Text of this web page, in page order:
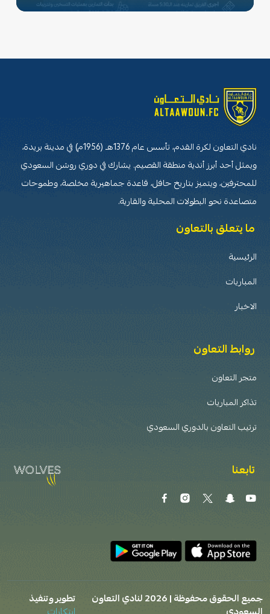
نادي التعاون لكرة القدم، تأسس عام 1376هـ (1956م) في مدينة بريدة،
ويمثل أحد أبرز أندية منطقة القصيم. يشارك في دوري روشن السعودي
للمحترفين، ويتميز بتاريخ حافل، قاعدة جماهيرية مخلصة، وطموحات
متصاعدة نحو البطولات المحلية والقارية.
ما يتعلق بالتعاون
الرئيسية
المباريات
الاخبار
روابط التعاون
متجر التعاون
تذاكر المباريات
ترتيب التعاون بالدوري السعودي
تابعنا
جميع الحقوق محفوظة | 2026 لنادي التعاون
تطوير وتنفيذ